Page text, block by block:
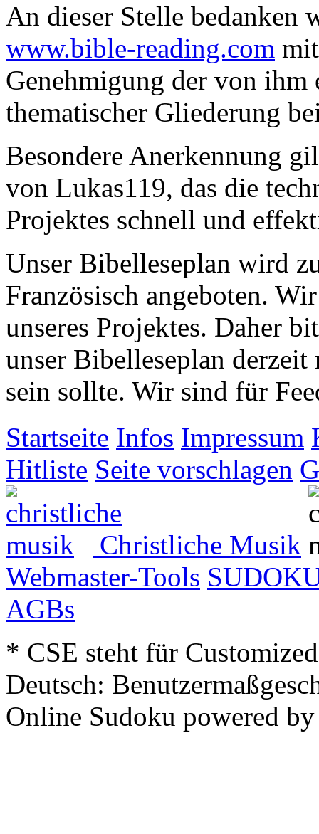
An dieser Stelle bedanken
www.bible-reading.com
Genehmigung der von
thematischer Gliederung
Besondere Anerkennung
von Lukas119, das die
Projektes schnell und
Unser Bibelleseplan wird
Französisch angeboten.
unseres Projektes. Daher
unser Bibelleseplan
sein sollte. Wir sind für
Startseite Infos Impressum
Hitliste Seite vorschlagen
Christliche Musik
Webmaster-Tools
AGBs
* CSE steht für
Deutsch:
Online Sudoku powered